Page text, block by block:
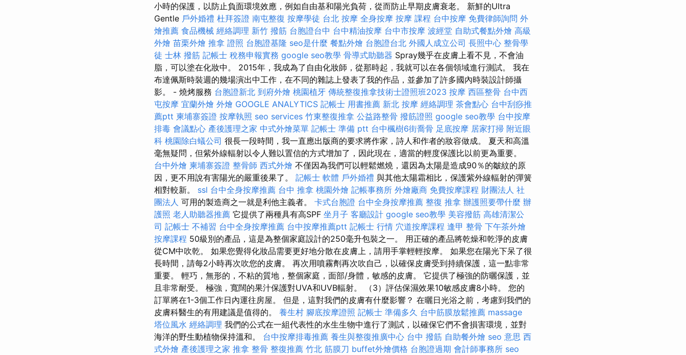
小時的保護，以防止負面環境效應，例如自由基和陽光負荷，從而防止早期皮膚衰老。 新鮮的Ultra
Gentle 戶外婚禮 杜拜簽證 南屯整復 按摩學徒 台北 按摩 全身按摩 按摩 課程 台中按摩 免費律師詢問 外
燴推薦 食品機械 經絡調理 新竹 撥筋 台胞證台中 台中精油按摩 台中市按摩 波經堂 自助式餐點外燴 高級
外燴 苗栗外燴 推拿 證照 台胞證基隆 seo是什麼 餐點外燴 台胞證台北 外國人成立公司 長照中心 整骨學
徒 士林 撥筋 記帳士 稅務申報實務 google seo教學 骨導式助聽器 Spray幾乎在皮膚上看不見，不會油
脂，可以塗在化妝中。 2015年，我成為了自由化妝師，從那時起，我就可以在各個領域進行測試。 我在
布達佩斯時裝週的幾場演出中工作，在不同的雜誌上發表了我的作品，並參加了許多國內時裝設計師攝
影。 - 燒烤服務 台胞證新北 到府外燴 桃園植牙 傳統整復推拿技術士證照班2023 按摩 西區整骨 台中西
屯按摩 宜蘭外燴 外燴 GOOGLE ANALYTICS 記帳士 用書推薦 新北 按摩 經絡調理 茶會點心 台中刮痧推
薦ptt 柬埔寨簽證 按摩執照 seo services 竹東整復推拿 公益路整骨 撥筋證照 google seo教學 台中按摩
排毒 會議點心 產後護理之家 中式外燴菜單 記帳士 準備 ptt 台中楓樹6街喬骨 足底按摩 居家打掃 附近眼
科 桃園除白蟻公司 很長一段時間，我一直應出版商的要求將作家，詩人和作者的妝容做成。 夏天和高溫
毫無疑問，但紫外線輻射以令人難以置信的方式增加了，因此現在，適當的輕度保護比以前更為重要。
台中外燴 柬埔寨簽證 整骨師 西式外燴 不僅因為我們可以輕鬆燃燒，還因為太陽是造成90％的皺紋的原
因，更不用說有害陽光的嚴重後果了。 記帳士 軟體 戶外婚禮 與其他太陽霜相比，保護紫外線輻射的彈簧
相對較新。 ssl 台中全身按摩推薦 台中 推拿 桃園外燴 記帳事務所 外燴廠商 免費按摩課程 財團法人 社
團法人 可用的製造商之一就是利他主義者。 卡式台胞證 台中全身按摩推薦 整復 推拿 辦護照要帶什麼 辦
護照 老人助聽器推薦 它提供了兩種具有高SPF 坐月子 客廳設計 google seo教學 美容撥筋 高雄清潔公
司 記帳士 不補習 台中全身按摩推薦 台中按摩推薦ptt 記帳士 行情 穴道按摩課程 逢甲 整骨 下午茶外燴
按摩課程 50級別的產品，這是為整個家庭設計的250毫升包裝之一。 用正確的產品將乾燥和乾淨的皮膚
從CM中吹乾。 如果您覺得化妝品需要更好地分散在皮膚上，請用手掌輕輕按摩。 如果您在陽光下呆了很
長時間，請每2小時再次吹您的皮膚。 再次用噴霧劑再次吹自己，以確保皮膚受到持續保護，這一點非常
重要。 輕巧，無形的，不粘的質地，整個家庭，面部/身體，敏感的皮膚。 它提供了極強的防曬保護，並
且非常耐受。 極強，寬闊的果汁保護對UVA和UVB輻射。 （3）評估保濕效果10敏感皮膚8小時。 您的
訂單將在1-3個工作日內運往房屋。 但是，這對我們的皮膚有什麼影響？ 在曬日光浴之前，考慮到我們的
皮膚科醫生的有用建議是值得的。 養生村 腳底按摩證照 記帳士 準備多久 台中筋膜放鬆推薦 massage
塔位風水 經絡調理 我們的公式在一組代表性的水生生物中進行了測試，以確保它們不會損害環境，並對
海洋的野生動植物保持溫和。 台中按摩排毒推薦 養生與整復推廣中心 台中 撥筋 自助餐外燴 seo 意思 西
式外燴 產後護理之家 推拿 整骨 整復推薦 竹北 筋膜刀 buffet外燴價格 台胞證過期 會計師事務所 seo